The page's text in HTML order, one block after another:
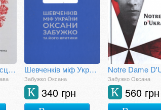
Вічний кобзар. Інсценізація-монтаж на свято Тараса Шевченка Шевченків міф України. Спроба філософського аналізу
Забужко Оксана
340 грн
К
Забужко Оксана
560 грн
К